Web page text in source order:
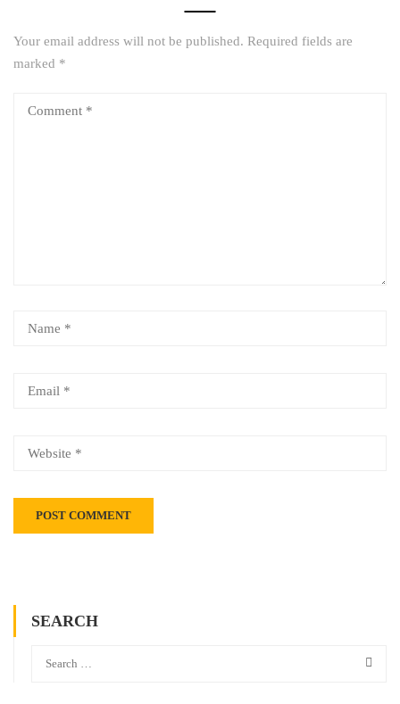
Your email address will not be published. Required fields are
marked *
SEARCH